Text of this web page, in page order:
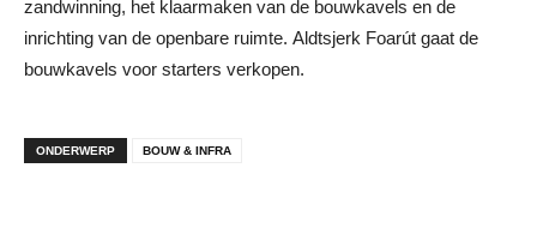
zandwinning, het klaarmaken van de bouwkavels en de
inrichting van de openbare ruimte. Aldtsjerk Foarút gaat de
bouwkavels voor starters verkopen.
ONDERWERP BOUW & INFRA